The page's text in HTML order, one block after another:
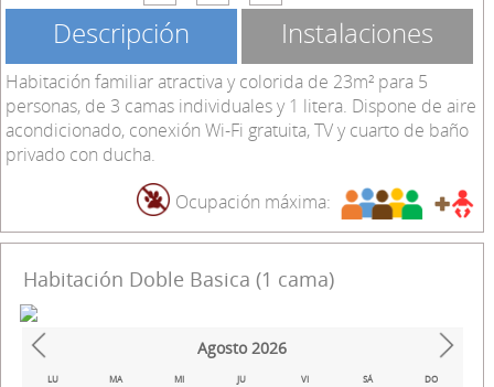
Descripción Instalaciones
Habitación familiar atractiva y colorida de 23m² para 5
personas, de 3 camas individuales y 1 litera. Dispone de aire
acondicionado, conexión Wi-Fi gratuita, TV y cuarto de baño
privado con ducha.
Ocupación máxima:
Habitación Doble Basica (1 cama)
Prev Next
Agosto 2026
LU MA MI JU VI SÁ DO